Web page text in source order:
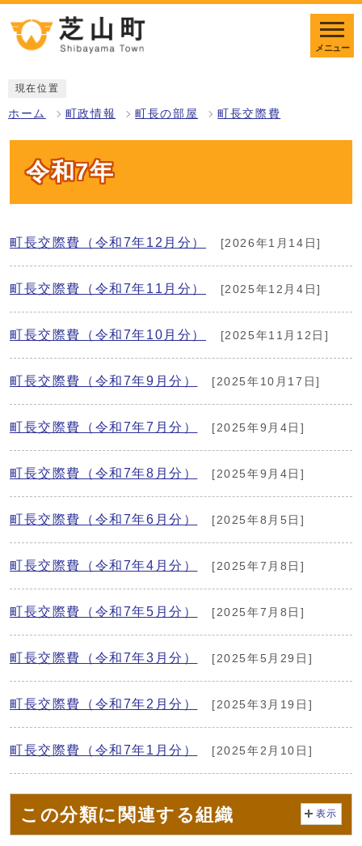
メニュー
現在位置
ホーム 町政情報 町長の部屋 町長交際費
令和7年
町長交際費（令和7年12月分） [2026年1月14日]
町長交際費（令和7年11月分） [2025年12月4日]
町長交際費（令和7年10月分） [2025年11月12日]
町長交際費（令和7年9月分） [2025年10月17日]
町長交際費（令和7年7月分） [2025年9月4日]
町長交際費（令和7年8月分） [2025年9月4日]
町長交際費（令和7年6月分） [2025年8月5日]
町長交際費（令和7年4月分） [2025年7月8日]
町長交際費（令和7年5月分） [2025年7月8日]
町長交際費（令和7年3月分） [2025年5月29日]
町長交際費（令和7年2月分） [2025年3月19日]
町長交際費（令和7年1月分） [2025年2月10日]
この分類に関連する組織 表示